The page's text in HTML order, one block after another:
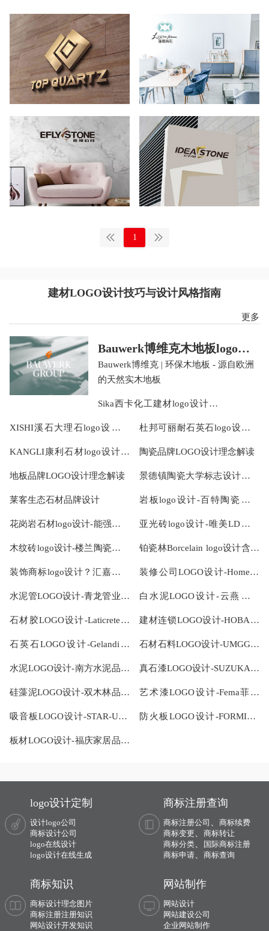
1
建材LOGO设计技巧与设计风格指南
更多
Bauwerk博维克木地板logo设
计含义及建筑材料品牌标志设
计理念
Bauwerk博维克 | 环保木地板 - 源自欧洲
的天然实木地板
Sika西卡化工建材logo设计含
念
XISHI溪石大理石logo设计含
杜邦可丽耐石英石logo设计含
KANGLI康利石材logo设计含
陶瓷品牌LOGO设计理念解读
地板品牌LOGO设计理念解读
景德镇陶瓷大学标志设计含义
莱客生态石材品牌设计
岩板logo设计-百特陶瓷品牌
花岗岩石材logo设计-能强瓷砖
亚光砖logo设计-唯美LD陶瓷
木纹砖logo设计-楼兰陶瓷品牌
铂瓷林Borcelain logo设计含义
装饰商标logo设计？汇嘉展览
装修公司LOGO设计-Homello
水泥管LOGO设计-青龙管业品
白水泥LOGO设计-云燕品牌
石材胶LOGO设计-Laticrete雷
建材连锁LOGO设计-HOBA好
石英石LOGO设计-Gelandi戈
石材石料LOGO设计-UMGG环
水泥LOGO设计-南方水泥品牌
真石漆LOGO设计-SUZUKA铃
硅藻泥LOGO设计-双木林品牌
艺术漆LOGO设计-Fema菲玛
吸音板LOGO设计-STAR-USG
防火板LOGO设计-FORMICA
板材LOGO设计-福庆家居品牌
logo设计定制
设计logo公司
商标设计公司
logo在线设计
logo设计在线生成
商标注册查询
商标注册公司
商标续费
商标变更
商标转让
商标分类、
国际商标注册
商标申请、 商标查询
商标知识
商标设计理念图片
商标注册注册知识
网站设计开发知识
网站制作
网站设计
网站建设公司
企业网站制作